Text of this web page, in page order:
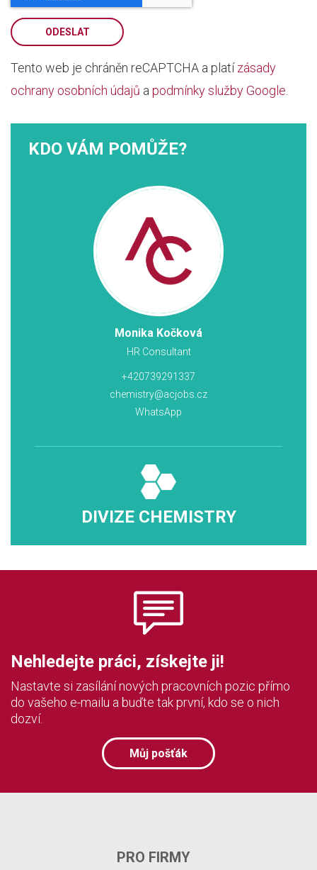
ODESLAT
Tento web je chráněn reCAPTCHA a platízásady
ochrany osobních údajů a podmínky služby Google
KDO VÁM POMŮŽE?
Monika Kočková
HR Consultant
+420739291337
chemistry@acjobs.cz
WhatsApp
DIVIZE CHEMISTRY
Nehledejte práci, získejte ji!
Nastavte si zasílání nových pracovních pozic přímo
do vašeho e-mailu a buďte tak první, kdo se o nich
dozví.
Můj pošťák
PRO FIRMY